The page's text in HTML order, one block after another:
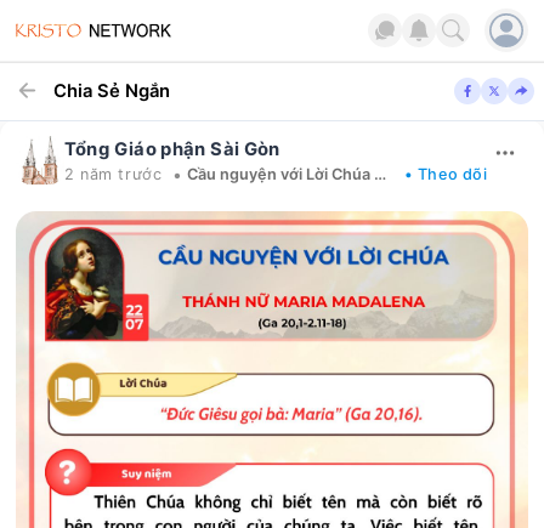
Chia Sẻ Ngắn
Tổng Giáo phận Sài Gòn
2 năm trước • Cầu nguyện với Lời Chúa mỗi ngày • Theo dõi